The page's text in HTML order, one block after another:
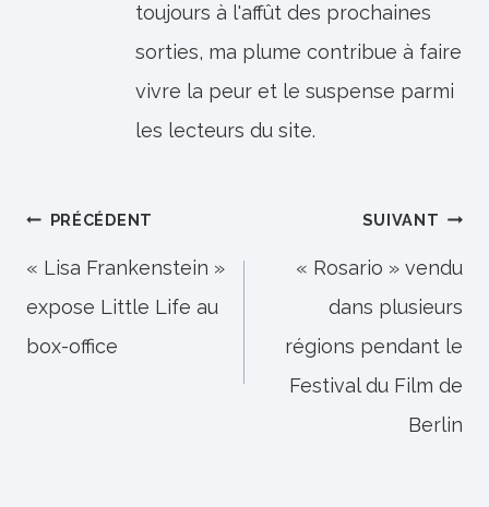
toujours à l'affût des prochaines
sorties, ma plume contribue à faire
vivre la peur et le suspense parmi
les lecteurs du site.
Navigation
de
l’article
PRÉCÉDENT
« Lisa Frankenstein »
expose Little Life au
box-office
SUIVANT
« Rosario » vendu
dans plusieurs
régions pendant le
Festival du Film de
Berlin